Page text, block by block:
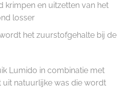
krimpen en uitzetten van het
losser
het zuurstofgehalte bij de
Lumido in combinatie met
uit natuurlijke was die wordt